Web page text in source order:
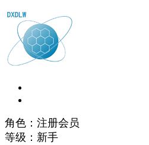
角色：注册会员
等级：新手